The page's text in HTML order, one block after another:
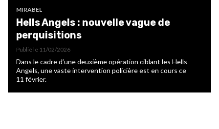
MIRABEL
Hells Angels : nouvelle vague de
perquisitions
Publié le 11/02/2026
Dans le cadre d’une deuxième opération ciblant les Hells
Angels, une vaste intervention policière est en cours ce
11 février.